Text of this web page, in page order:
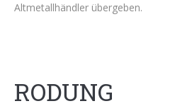
Altmetallhändler übergeben.
RODUNG